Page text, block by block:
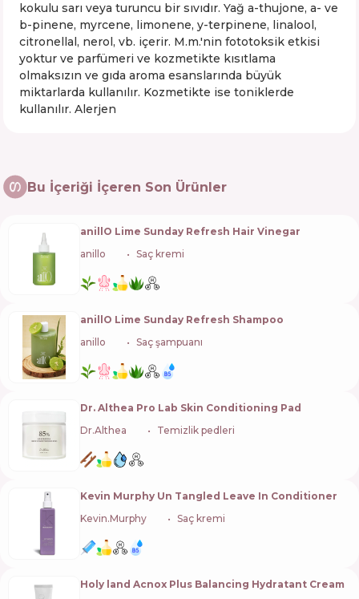
kokulu sarı veya turuncu bir sıvıdır. Yağ a-thujone, a- ve
b-pinene, myrcene, limonene, y-terpinene, linalool,
citronellal, nerol, vb. içerir. M.m.'nin fototoksik etkisi
yoktur ve parfümeri ve kozmetikte kısıtlama
olmaksızın ve gıda aroma esanslarında büyük
miktarlarda kullanılır. Kozmetikte ise toniklerde
kullanılır. Alerjen
Bu İçeriği İçeren Son Ürünler
anillO Lime Sunday Refresh Hair Vinegar
anillo
Saç kremi
anillO Lime Sunday Refresh Shampoo
anillo
Saç şampuanı
Dr. Althea Pro Lab Skin Conditioning Pad
Dr.Althea
Temizlik pedleri
Kevin Murphy Un Tangled Leave In Conditioner
Kevin.Murphy
Saç kremi
Holy land Acnox Plus Balancing Hydratant Cream